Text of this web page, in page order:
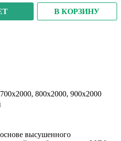
В КОРЗИНУ
800x2000, 900x2000
высушенного